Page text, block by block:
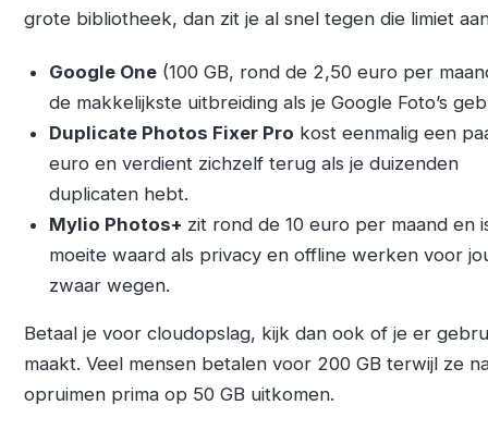
grote bibliotheek, dan zit je al snel tegen die limiet
Google One (100 GB, rond de 2,50 euro per
de makkelijkste uitbreiding als je Google Foto’s
Duplicate Photos Fixer Pro kost eenmalig een
euro en verdient zichzelf terug als je duizenden
duplicaten hebt.
Mylio Photos+ zit rond de 10 euro per maand en
moeite waard als privacy en offline werken voor
zwaar wegen.
Betaal je voor cloudopslag, kijk dan ook of je er
maakt. Veel mensen betalen voor 200 GB terwijl ze
opruimen prima op 50 GB uitkomen.